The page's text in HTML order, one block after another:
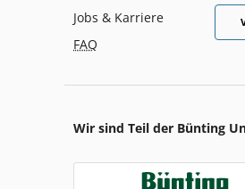
Jobs & Karriere
FAQ
Wir sind Teil der Bünting